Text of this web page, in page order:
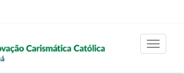
Toggle